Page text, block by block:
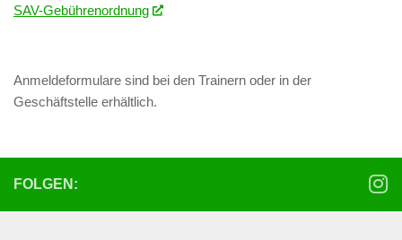
SAV-Gebührenordnung
Anmeldeformulare sind bei den Trainern oder in der
Geschäftstelle erhältlich.
FOLGEN: